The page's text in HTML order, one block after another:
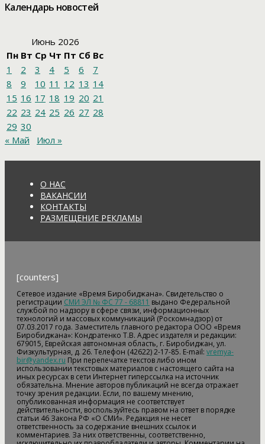
Календарь новостей
Июнь 2026
Пн Вт Ср Чт Пт Сб Вс
1
2 3 4 5 6
7
8
9 10 11 12 13 14
15 16 17 18 19 20 21
22 23 24 25 26 27 28
29 30
« Май
Июл »
О НАС
ВАКАНСИИ
КОНТАКТЫ
РАЗМЕЩЕНИЕ РЕКЛАМЫ
[counters]
Сетевое издание «Время Биробиджана». Свидетельство о
регистрации СМИ ЭЛ № ФС 77 - 68811 выдано Федеральной
службой по надзору в сфере связи, информационных
технологий и массовых коммуникаций (Роскомнадзор) от
07.03.2017 года. Заместитель главного редактора ООО «Время
Биробиджана»: Кондратенко Т.В. Адрес издателя и редакции:
679015, Еврейская автономная область, г. Биробиджан, ул.
Физкультурная, д. 26. Телефон (42622) 2-17-85. E-mail: vremya-
bir@yandex.ru При перепечатке текстов либо ином
использовании текстовых материалов с настоящего сайта на
иных ресурсах в сети Интернет гиперссылка на источник
обязательна. Мнение авторов публикаций не всегда отражает
точку зрения редакции. Если, по вашему мнению,
опубликованная информация не соответствует
действительности, воспользуйтесь правом на ответ в порядке
статьи 46 Закона РФ «О СМИ». Редакция не несет
ответственность за содержание внешних ссылок и
комментариев. За них ответственны, соответственно,